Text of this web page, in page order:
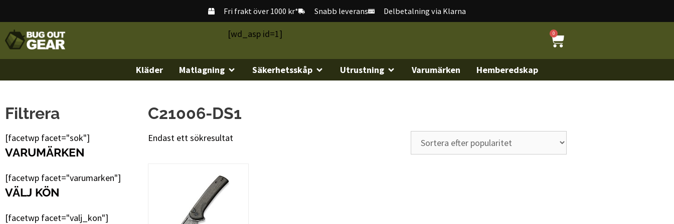
Fri frakt över 1000 kr* Snabb leverans Delbetalning via Klarna
[wd_asp id=1] 0
Kläder Matlagning Säkerhetsskåp Utrustning Varumärken Hemberedskap
Filtrera
[facetwp facet="sok"]
VARUMÄRKEN
[facetwp facet="varumarken"]
VÄLJ KÖN
[facetwp facet="valj_kon"]
C21006-DS1
Endast ett sökresultat